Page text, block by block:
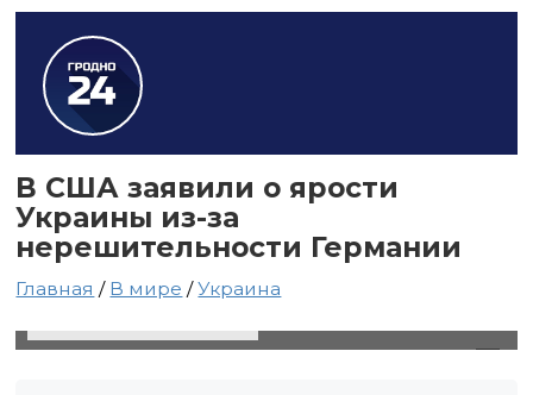
В США заявили о ярости
Украины из-за
нерешительности Германии
Главная / В мире /Украина